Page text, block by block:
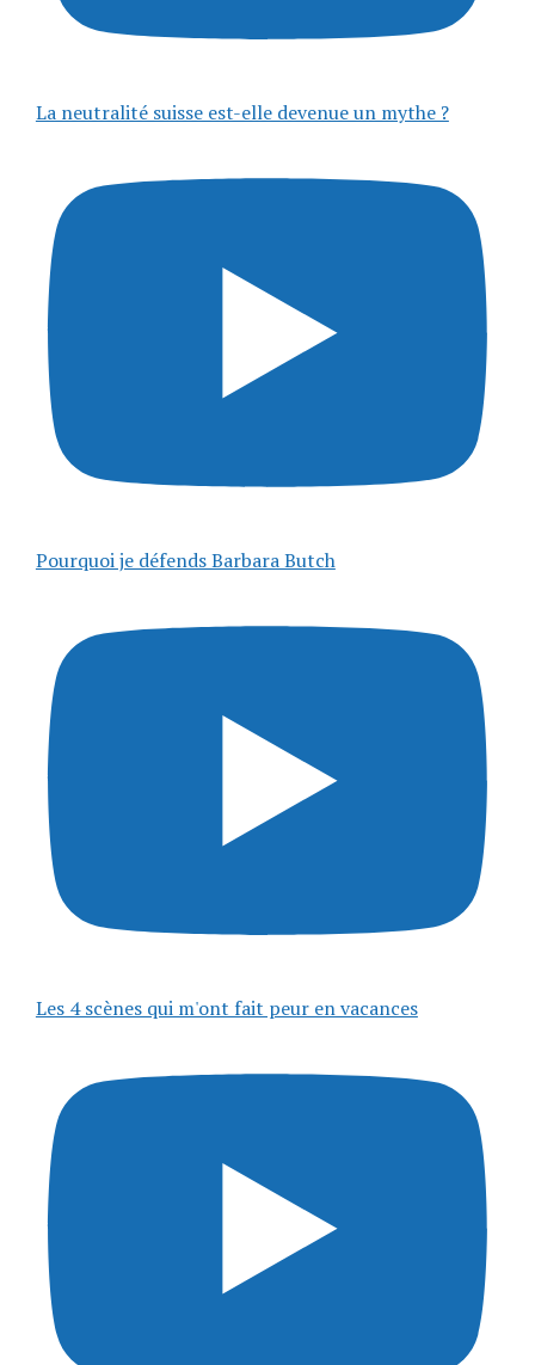
La neutralité suisse est-elle devenue un mythe ?
Pourquoi je défends Barbara Butch
Les 4 scènes qui m'ont fait peur en vacances